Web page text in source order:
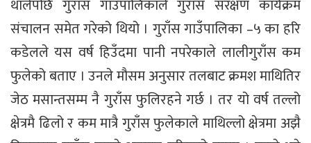
थालेपछि गुराँस गाउँपालिकाले गुराँस संरक्षण कार्यक्रम
संचालन समेत गरेको थियो । गुराँस गाउँपालिका –५ का हरि
कडेलले यस वर्ष हिउँदमा पानी नपरेकाले लालीगुराँस कम
फुलेको बताए । उनले मौसम अनुसार तलबाट क्रमश माथितिर
जेठ मसान्तसम्म नै गुराँस फुलिरहने गर्छ । तर यो वर्ष तल्लो
क्षेत्रमै ढिलो र कम मात्रै गुराँस फुलेकाले माथिल्लो क्षेत्रमा अझै